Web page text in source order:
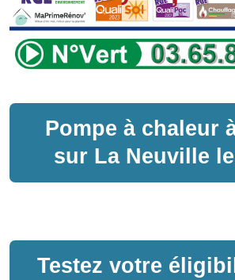
Pompe à chaleur
sur La Neuville
Testez votre